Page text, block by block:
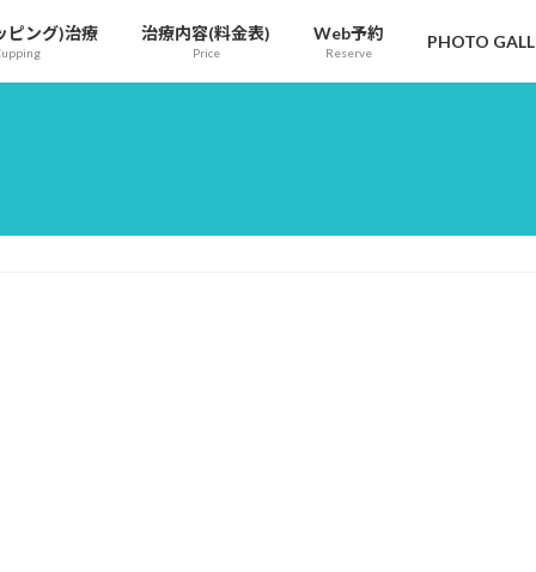
ピング)治療 治療内容(料⾦表)
Price
Web予約
Reserve
PHOTO